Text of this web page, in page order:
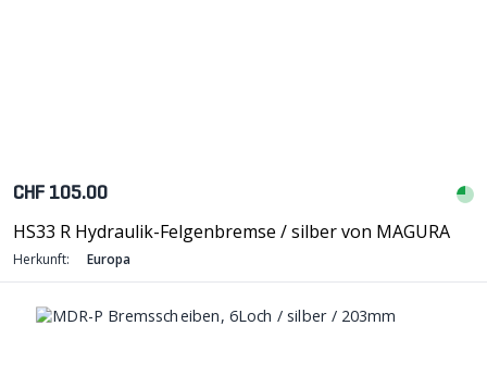
CHF 105.00
HS33 R Hydraulik-Felgenbremse / silber von MAGURA
Herkunft: Europa